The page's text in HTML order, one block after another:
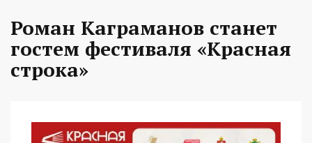
Роман Каграманов станет
гостем фестиваля «Красная
строка»